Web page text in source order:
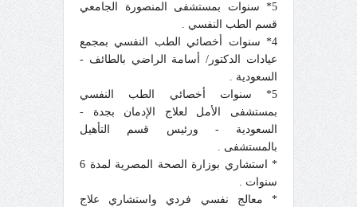
5* سنوات بمستشفى المنصورة الجامعي
قسم الطب النفسي .
4* سنوات أخصائي الطب النفسي بمجمع
عيادات الدكتور/ أسامة الراضي بالطائف -
السعودية .
5* سنوات أخصائي الطب النفسي
بمستشفى الأمل لعلاج الإدمان بجدة -
السعودية - ورئيس قسم التأهيل
بالمستشفى .
* استشاري بوزارة الصحة المصرية لمدة 6
سنوات .
* معالج نفسي فردي واستشاري علاج